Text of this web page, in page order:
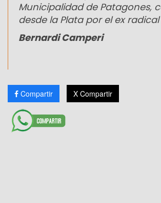
Municipalidad de Patagones,
desde la Plata por el ex
Bernardi Camperi
Compartir X Compartir